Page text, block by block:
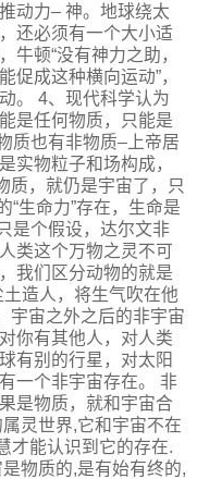
动力– 神。地球绕太
还必须有一个大小适
牛顿“没有神力之助，
促成这种横向运动”，
。 4、现代科学认为
是任何物质，只能是
质也有非物质–上帝居
实物粒子和场构成，
质，就仍是宇宙了，只
“生命力”存在，生命是
是个假设，达尔文非
类这个万物之灵不可
我们区分动物的就是
造人，将生气吹在他
宇宙之外之后的非宇宙
你有其他人，对人类
有别的行星，对太阳
一个非宇宙存在。 非
是物质，就和宇宙合
灵世界,它和宇宙不在
才能认识到它的存在.
物质的,是有始有终的,